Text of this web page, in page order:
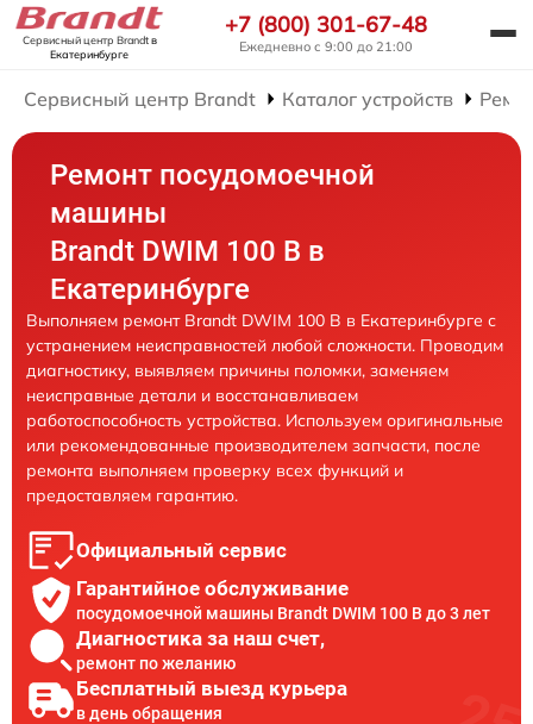
Сервисный центр Brandtв
Екатеринбурге
+7 (800) 301-67-48
Ежедневно с 9:00 до 21:00
Сервисный центр Brandt Каталог устройств
Ремонт посудомоечной
машины
Brandt DWIM 100 B в
Екатеринбурге
Выполняем ремонт Brandt DWIM 100 B в Екатеринбурге с
устранением неисправностей любой сложности. Проводим
диагностику, выявляем причины поломки, заменяем
неисправные детали и восстанавливаем
работоспособность устройства. Используем оригинальные
или рекомендованные производителем запчасти, после
ремонта выполняем проверку всех функций и
предоставляем гарантию.
Официальный сервис
Гарантийное обслуживание
посудомоечной машины Brandt DWIM 100 B до 3 лет
Диагностика за наш счет,
ремонт по желанию
Бесплатный выезд курьера
в день обращения